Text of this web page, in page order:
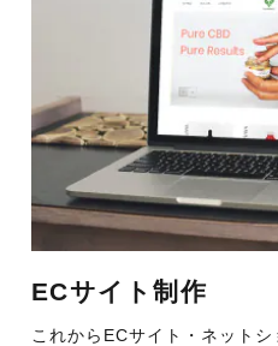
ECサイト制作
これからECサイト・ネット